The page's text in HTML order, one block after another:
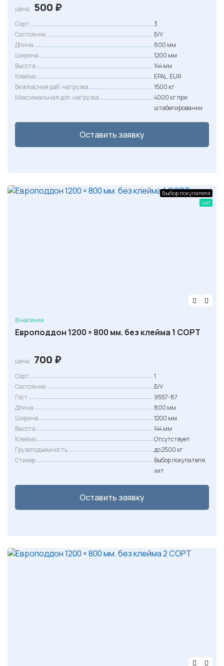
цена 500 ₽
Сорт
3
Состояние
Б/У
Длина
800 мм
Ширина
1200 мм
Высота
144 мм
Клеймо
EPAL, EUR
Безопасная раб. нагрузка
1500 кг
Максимальная доп. нагрузка
4000 кг при
штабелировании
Оставить заявку
Выбор покупателя
хит
В наличии
Европоддон 1200 × 800 мм. без клейма 1 СОРТ
цена 700 ₽
Сорт
1
Состояние
Б/У
Гост
9557-87
Длина
800 мм
Ширина
1200 мм
Высота
144 мм
Клеймо
Отсутствует
Грузоподъемность
до 2500 кг
Стикер
Выбор покупателя,
хит
Оставить заявку